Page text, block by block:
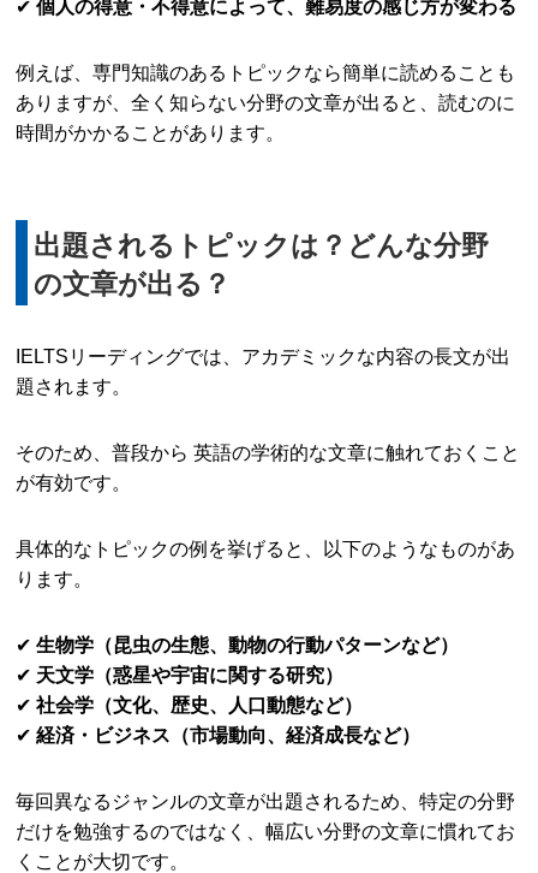
✔個人の得意・不得意によって、難易度の感じ方が変わる
例えば、専門知識のあるトピックなら簡単に読めることも
ありますが、全く知らない分野の文章が出ると、読むのに
時間がかかることがあります。
出題されるトピックは？どんな分野
の文章が出る？
IELTSリーディングでは、アカデミックな内容の長文が出
題されます。
そのため、普段から 英語の学術的な文章に触れておくこと
が有効です。
具体的なトピックの例を挙げると、以下のようなものがあ
ります。
✔生物学（昆虫の生態、動物の行動パターンなど）
✔ 天文学（惑星や宇宙に関する研究）
✔社会学（文化、歴史、人口動態など）
✔経済・ビジネス（市場動向、経済成長など）
毎回異なるジャンルの文章が出題されるため、特定の分野
だけを勉強するのではなく、幅広い分野の文章に慣れてお
くことが大切です。